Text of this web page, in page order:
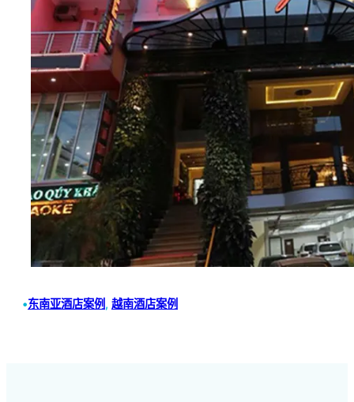
•东南亚酒店案例, 越南酒店案例